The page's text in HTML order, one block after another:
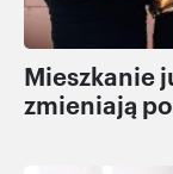
Mieszkanie
zmieniają